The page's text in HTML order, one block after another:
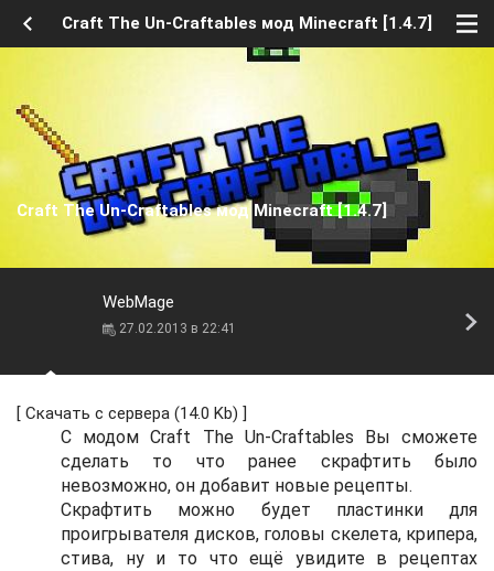
Craft The Un-Craftables мод Minecraft [1.4.7]
Craft The Un-Craftables мод Minecraft [1.4.7]
WebMage
27.02.2013 в 22:41
[ Скачать с сервера (14.0 Kb) ]
С модом Craft The Un-Craftables Вы сможете
сделать то что ранее скрафтить было
невозможно, он добавит новые рецепты.
Скрафтить можно будет пластинки для
проигрывателя дисков, головы скелета, крипера,
стива, ну и то что ещё увидите в рецептах